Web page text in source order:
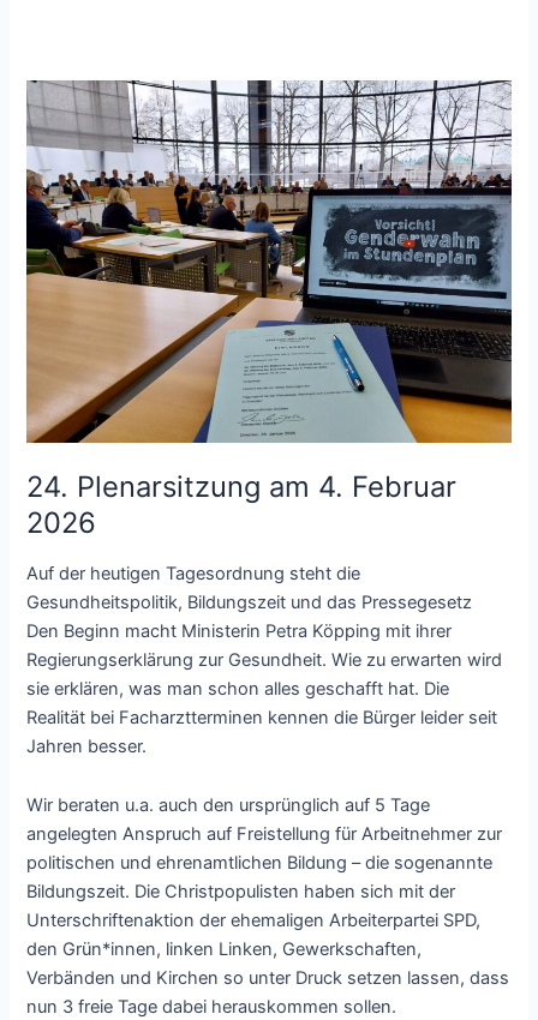
24. Plenarsitzung am 4. Februar
2026
Auf der heutigen Tagesordnung steht die
Gesundheitspolitik, Bildungszeit und das Pressegesetz
Den Beginn macht Ministerin Petra Köpping mit ihrer
Regierungserklärung zur Gesundheit. Wie zu erwarten wird
sie erklären, was man schon alles geschafft hat. Die
Realität bei Facharztterminen kennen die Bürger leider seit
Jahren besser.
Wir beraten u.a. auch den ursprünglich auf 5 Tage
angelegten Anspruch auf Freistellung für Arbeitnehmer zur
politischen und ehrenamtlichen Bildung – die sogenannte
Bildungszeit. Die Christpopulisten haben sich mit der
Unterschriftenaktion der ehemaligen Arbeiterpartei SPD,
den Grün*innen, linken Linken, Gewerkschaften,
Verbänden und Kirchen so unter Druck setzen lassen, dass
nun 3 freie Tage dabei herauskommen sollen.